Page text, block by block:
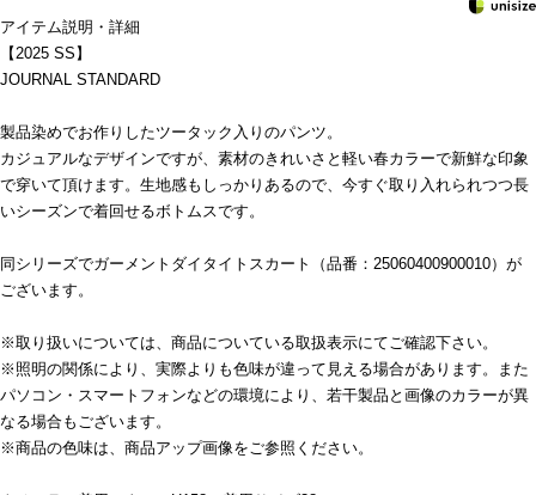
アイテム説明・詳細
【2025 SS】
JOURNAL STANDARD
製品染めでお作りしたツータック入りのパンツ。
カジュアルなデザインですが、素材のきれいさと軽い春カラーで新鮮な印象
で穿いて頂けます。生地感もしっかりあるので、今すぐ取り入れられつつ長
いシーズンで着回せるボトムスです。
同シリーズでガーメントダイタイトスカート（品番：25060400900010）が
ございます。
※取り扱いについては、商品についている取扱表示にてご確認下さい。
※照明の関係により、実際よりも色味が違って見える場合があります。また
パソコン・スマートフォンなどの環境により、若干製品と画像のカラーが異
なる場合もございます。
※商品の色味は、商品アップ画像をご参照ください。